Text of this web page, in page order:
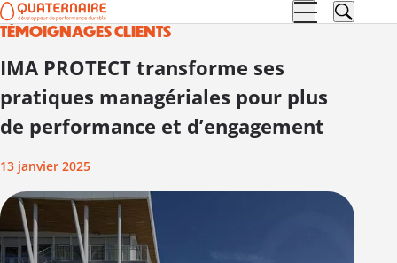
Aller à la
Aller au
TÉMOIGNAGES CLIENTS
IMA PROTECT transforme ses
pratiques managériales pour plus
de performance et d’engagement
13 janvier 2025